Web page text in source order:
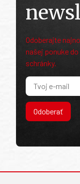
Odoberajte
našej ponuke
schránky.
Odoberať